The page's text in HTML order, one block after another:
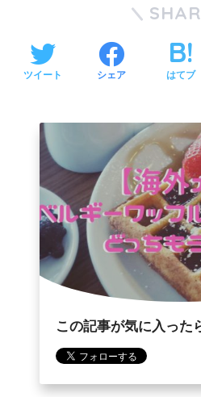
ツイート シェア はてブ
この記事が気に入った